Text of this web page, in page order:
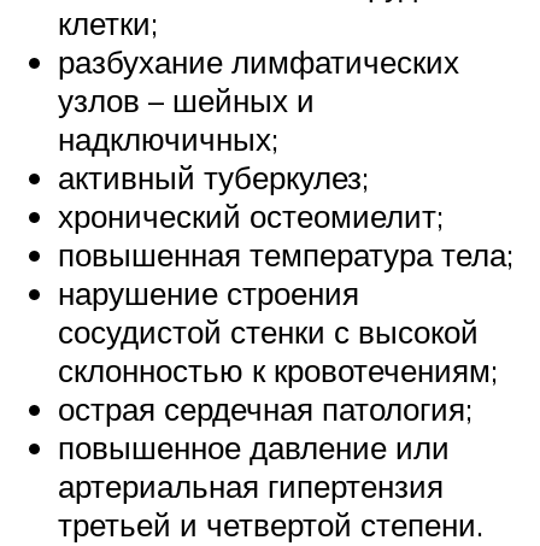
клетки;
разбухание лимфатических
узлов – шейных и
надключичных;
активный туберкулез;
хронический остеомиелит;
повышенная температура тела;
нарушение строения
сосудистой стенки с высокой
склонностью к кровотечениям;
острая сердечная патология;
повышенное давление или
артериальная гипертензия
третьей и четвертой степени.